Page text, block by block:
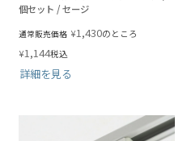
個セット / セージ
通常販売価格 ¥1,430のところ
¥1,144税込
詳細を見る